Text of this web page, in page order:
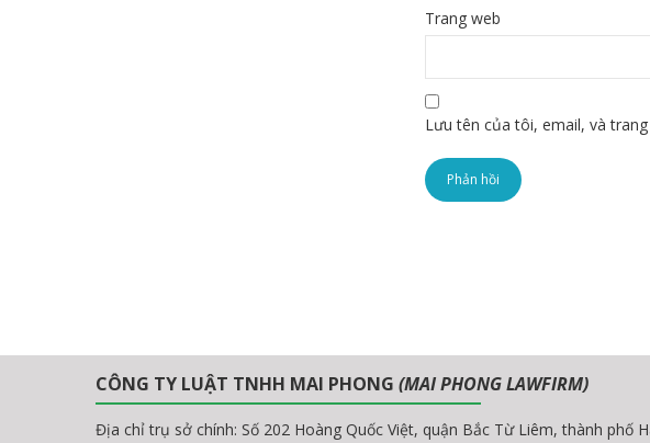
Trang web
Lưu tên của tôi, email, và
CÔNG TY LUẬT TNHH MAI PHONG (MAI PHONG LAWFIRM)
Địa chỉ trụ sở chính: Số 202 Hoàng Quốc Việt, quận Bắc Từ Liêm, thành phố